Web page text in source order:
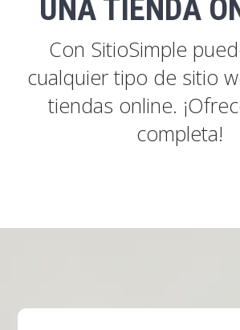
UNA TIENDA
Con SitioSimple
cualquier tipo de sitio
tiendas online.
completa!